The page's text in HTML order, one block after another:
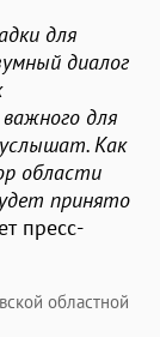
для
диалог
для
Как
области
принято
пресс-
областной